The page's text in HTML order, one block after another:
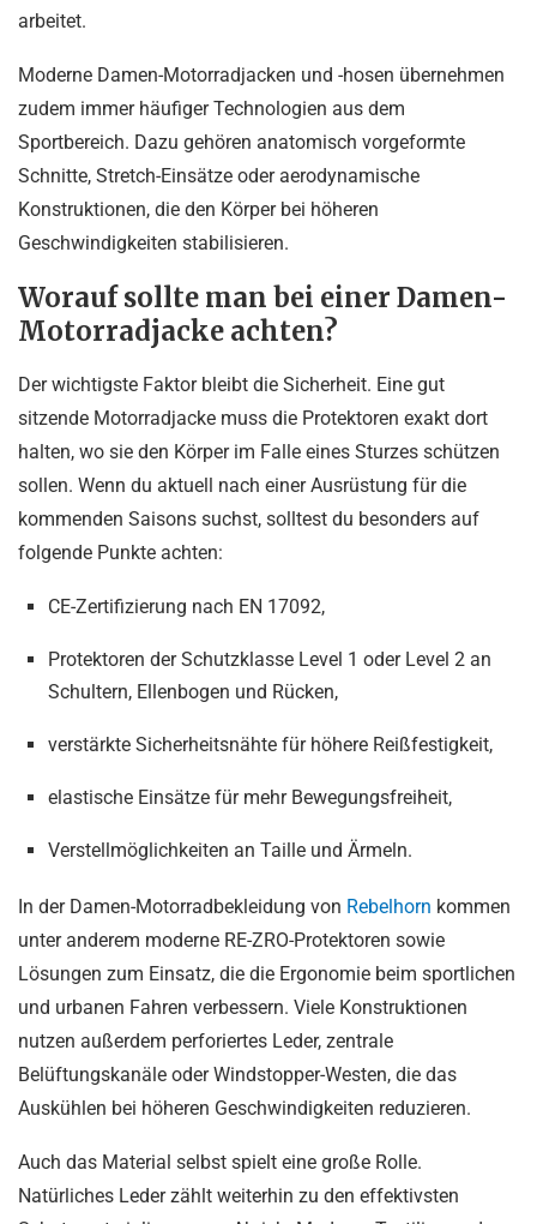
arbeitet.
Moderne Damen-Motorradjacken und -hosen übernehmen
zudem immer häufiger Technologien aus dem
Sportbereich. Dazu gehören anatomisch vorgeformte
Schnitte, Stretch-Einsätze oder aerodynamische
Konstruktionen, die den Körper bei höheren
Geschwindigkeiten stabilisieren.
Worauf sollte man bei einer Damen-
Motorradjacke achten?
Der wichtigste Faktor bleibt die Sicherheit. Eine gut
sitzende Motorradjacke muss die Protektoren exakt dort
halten, wo sie den Körper im Falle eines Sturzes schützen
sollen. Wenn du aktuell nach einer Ausrüstung für die
kommenden Saisons suchst, solltest du besonders auf
folgende Punkte achten:
CE-Zertifizierung nach EN 17092,
Protektoren der Schutzklasse Level 1 oder Level 2 an
Schultern, Ellenbogen und Rücken,
verstärkte Sicherheitsnähte für höhere Reißfestigkeit,
elastische Einsätze für mehr Bewegungsfreiheit,
Verstellmöglichkeiten an Taille und Ärmeln.
In der Damen-Motorradbekleidung von Rebelhorn kommen
unter anderem moderne RE-ZRO-Protektoren sowie
Lösungen zum Einsatz, die die Ergonomie beim sportlichen
und urbanen Fahren verbessern. Viele Konstruktionen
nutzen außerdem perforiertes Leder, zentrale
Belüftungskanäle oder Windstopper-Westen, die das
Auskühlen bei höheren Geschwindigkeiten reduzieren.
Auch das Material selbst spielt eine große Rolle.
Natürliches Leder zählt weiterhin zu den effektivsten